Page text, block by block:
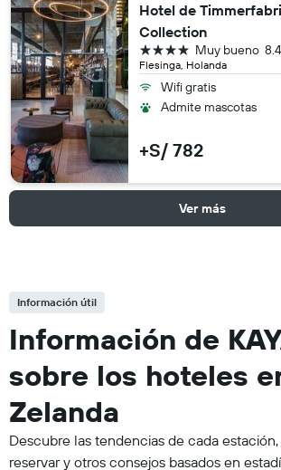
Hotel de
Collection
Flesinga, Holanda
8.4
Muy bueno
4 estrellas
Wifi gratis
Admite mascotas
+S/ 782
Ver más
Información útil
Información de
sobre los hoteles
Zelanda
Descubre las tendencias de cada
reservar y otros consejos basados en